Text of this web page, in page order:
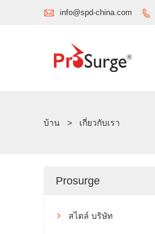
 info@spd-china.com 
บ้าน > เกี่ยวกับเรา
Prosurge
 สไตล์ บริษัท